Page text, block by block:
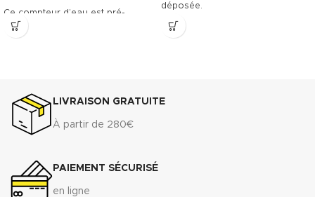
Ce compteur d’eau est pré-
équipé pour recevoir la pose
d’un émetteur à impulsions.
Raccordement à brides du DN 50
au DN 300
déposée.
Télécharger la fiche technique
(.pdf)
LIVRAISON GRATUITE
À partir de 280€
PAIEMENT SÉCURISÉ
en ligne